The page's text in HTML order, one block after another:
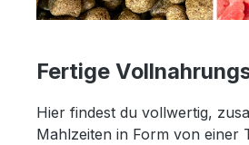
Fertige
Hier findest du vollwertig,
Mahlzeiten in Form von einer